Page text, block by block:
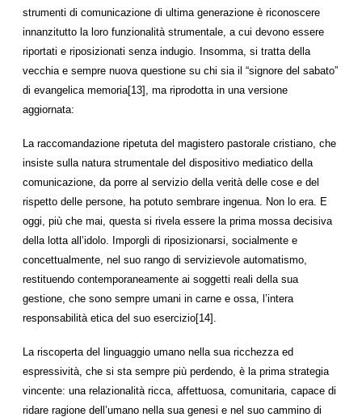
strumenti di comunicazione di ultima generazione è riconoscere
innanzitutto la loro funzionalità strumentale, a cui devono essere
riportati e riposizionati senza indugio. Insomma, si tratta della
vecchia e sempre nuova questione su chi sia il “signore del sabato”
di evangelica memoria[13], ma riprodotta in una versione
aggiornata:
La raccomandazione ripetuta del magistero pastorale cristiano, che
insiste sulla natura strumentale del dispositivo mediatico della
comunicazione, da porre al servizio della verità delle cose e del
rispetto delle persone, ha potuto sembrare ingenua. Non lo era. E
oggi, più che mai, questa si rivela essere la prima mossa decisiva
della lotta all’idolo. Imporgli di riposizionarsi, socialmente e
concettualmente, nel suo rango di servizievole automatismo,
restituendo contemporaneamente ai soggetti reali della sua
gestione, che sono sempre umani in carne e ossa, l’intera
responsabilità etica del suo esercizio[14].
La riscoperta del linguaggio umano nella sua ricchezza ed
espressività, che si sta sempre più perdendo, è la prima strategia
vincente: una relazionalità ricca, affettuosa, comunitaria, capace di
ridare ragione dell’umano nella sua genesi e nel suo cammino di